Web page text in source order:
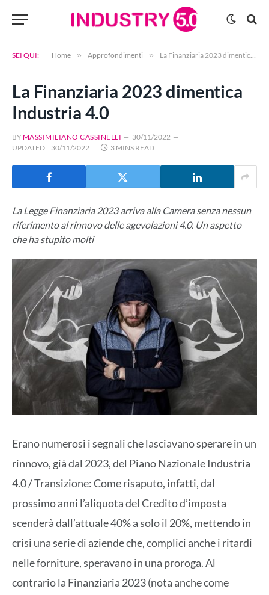
SEI QUI: Home » Approfondimenti » La Finanziaria 2023 dimentica Industria 4.0
La Finanziaria 2023 dimentica
Industria 4.0
BY MASSIMILIANO CASSINELLI
30/11/2022
UPDATED: 30/11/2022 3 MINS READ
La Legge Finanziaria 2023 arriva alla Camera senza nessun
riferimento al rinnovo delle agevolazioni 4.0. Un aspetto
che ha stupito molti
Erano numerosi i segnali che lasciavano sperare in un
rinnovo, già dal 2023, del Piano Nazionale Industria
4.0 / Transizione: Come risaputo, infatti, dal
prossimo anni l’aliquota del Credito d’imposta
scenderà dall’attuale 40% a solo il 20%, mettendo in
crisi una serie di aziende che, complici anche i ritardi
nelle forniture, speravano in una proroga. Al
contrario la Finanziaria 2023 (nota anche come